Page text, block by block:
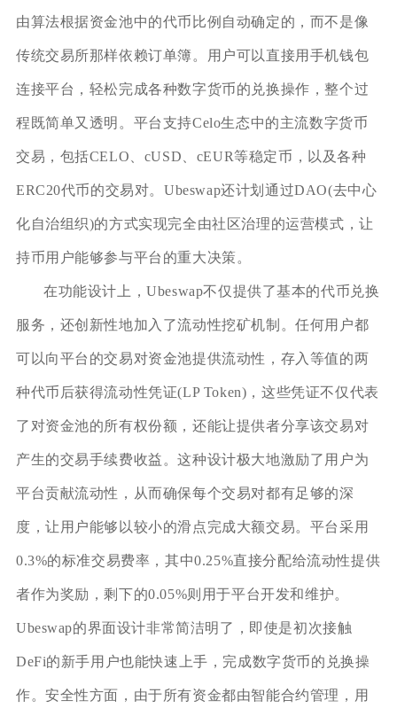
由算法根据资金池中的代币比例自动确定的，而不是像
传统交易所那样依赖订单簿。用户可以直接用手机钱包
连接平台，轻松完成各种数字货币的兑换操作，整个过
程既简单又透明。平台支持Celo生态中的主流数字货币
交易，包括CELO、cUSD、cEUR等稳定币，以及各种
ERC20代币的交易对。Ubeswap还计划通过DAO(去中心
化自治组织)的方式实现完全由社区治理的运营模式，让
持币用户能够参与平台的重大决策。
在功能设计上，Ubeswap不仅提供了基本的代币兑换
服务，还创新性地加入了流动性挖矿机制。任何用户都
可以向平台的交易对资金池提供流动性，存入等值的两
种代币后获得流动性凭证(LP Token)，这些凭证不仅代表
了对资金池的所有权份额，还能让提供者分享该交易对
产生的交易手续费收益。这种设计极大地激励了用户为
平台贡献流动性，从而确保每个交易对都有足够的深
度，让用户能够以较小的滑点完成大额交易。平台采用
0.3%的标准交易费率，其中0.25%直接分配给流动性提供
者作为奖励，剩下的0.05%则用于平台开发和维护。
Ubeswap的界面设计非常简洁明了，即使是初次接触
DeFi的新手用户也能快速上手，完成数字货币的兑换操
作。安全性方面，由于所有资金都由智能合约管理，用